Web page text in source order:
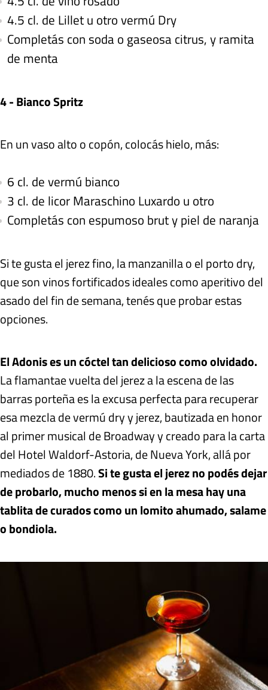
4.5 cl. de Lillet u otro vermú Dry
Completás con soda o gaseosa citrus, y ramita
de menta
4 - Bianco Spritz
En un vaso alto o copón, colocás hielo, más:
6 cl. de vermú bianco
3 cl. de licor Maraschino Luxardo u otro
Completás con espumoso brut y piel de naranja
Si te gusta el jerez fino, la manzanilla o el porto dry,
que son vinos fortificados ideales como aperitivo del
asado del fin de semana, tenés que probar estas
opciones.
El Adonis es un cóctel tan delicioso como olvidado.
La flamantae vuelta del jerez a la escena de las
barras porteña es la excusa perfecta para recuperar
esa mezcla de vermú dry y jerez, bautizada en honor
al primer musical de Broadway y creado para la carta
del Hotel Waldorf-Astoria, de Nueva York, allá por
mediados de 1880.Si te gusta el jerez no podés dejar
de probarlo, mucho menos si en la mesa hay una
tablita de curados como un lomito ahumado, salame
o bondiola.